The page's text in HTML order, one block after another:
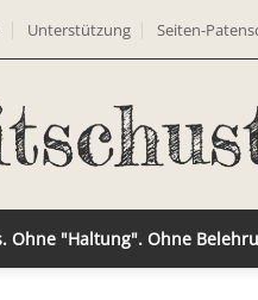
Unterstützung Seiten-
Ohne "Haltung". Ohne